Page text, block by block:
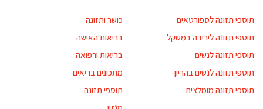
תוספי תזונה לספורטאים
תוספי תזונה לירידה במשקל
תוספי תזונה לנשים
תוספי תזונה לנשים בהריון
תוספי תזונה מומלצים
כושר ותזונה
בריאות האישה
בריאות ורפואה
מתכונים בריאים
תוספי תזונה